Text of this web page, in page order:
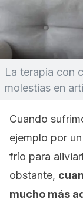
La terapia con
molestias en
Cuando
ejemplo por
frío para
obstante,
mucho más